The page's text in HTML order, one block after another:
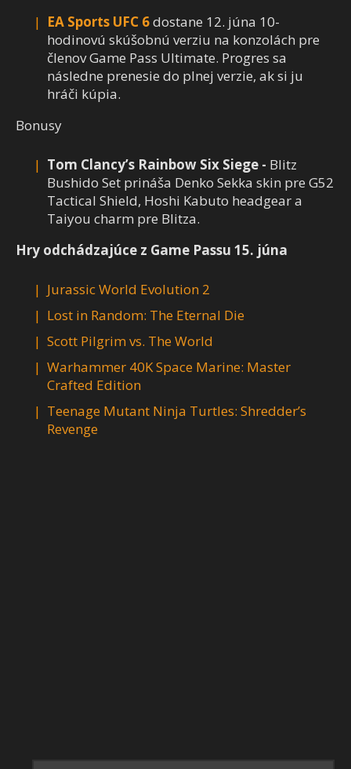
EA Sports UFC 6dostane 12. júna 10-
hodinovú skúšobnú verziu na konzolách pre
členov Game Pass Ultimate. Progres sa
následne prenesie do plnej verzie, ak si ju
hráči kúpia.
Bonusy
Tom Clancy’s Rainbow Six Siege - Blitz
Bushido Set prináša Denko Sekka skin pre G52
Tactical Shield, Hoshi Kabuto headgear a
Taiyou charm pre Blitza.
Hry odchádzajúce z Game Passu 15. júna
Jurassic World Evolution 2
Lost in Random: The Eternal Die
Scott Pilgrim vs. The World
Warhammer 40K Space Marine: Master
Crafted Edition
Teenage Mutant Ninja Turtles: Shredder’s
Revenge